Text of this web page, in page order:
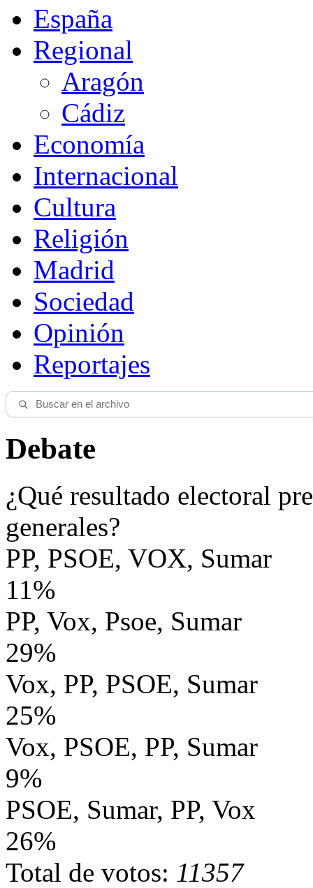
España
Regional
Aragón
Cádiz
Economía
Internacional
Cultura
Religión
Madrid
Sociedad
Opinión
Reportajes
Debate
¿Qué resultado electoral
generales?
PP, PSOE, VOX, Sumar
11%
PP, Vox, Psoe, Sumar
29%
Vox, PP, PSOE, Sumar
25%
Vox, PSOE, PP, Sumar
9%
PSOE, Sumar, PP, Vox
26%
Total de votos: 11357